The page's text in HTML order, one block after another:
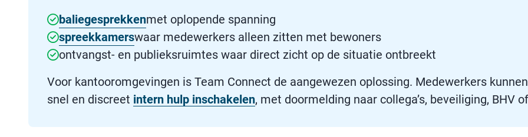
baliegesprekkenmet oplopende spanning
spreekkamerswaar medewerkers alleen zitten met bewoners
ontvangst- en publieksruimtes waar direct zicht op de situatie ontbreekt
Voor kantooromgevingen is Team Connect de aangewezen oplossing. Medewerkers
snel en discreet intern hulp inschakelen, met doormelding naar collega’s, beveiliging, BHV